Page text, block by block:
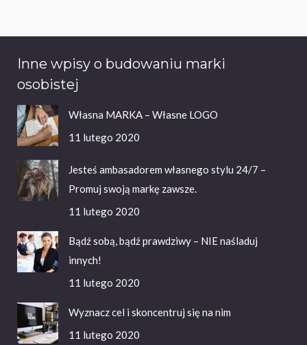
Inne wpisy o budowaniu marki
osobistej
Własna MARKA – Własne LOGO
11 lutego 2020
Jesteś ambasadorem własnego stylu 24/7 –
Promuj swoją markę zawsze.
11 lutego 2020
Bądź sobą, bądź prawdziwy – NIE naśladuj
innych!
11 lutego 2020
Wyznacz cel i skoncentruj się na nim
11 lutego 2020